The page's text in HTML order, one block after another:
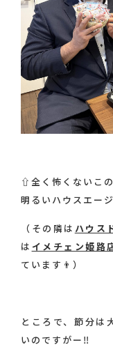
⇧全く怖くないこ
明るいハウスエー
（その隣は ハウス
は イメチェン姫路
ています👨）
ところで、節分は
いのですがー‼